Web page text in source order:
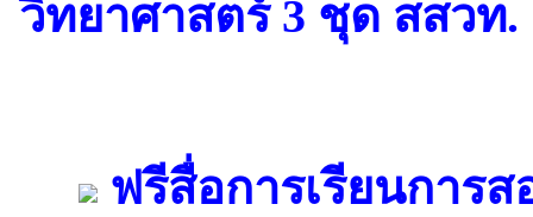
วิทยาศาสตร์ 3 ชุด สสวท.
ฟรีสื่อการเรียนการ